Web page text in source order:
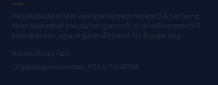
I Nordicbasketball er vi eksperter med mer enn 8 års erfaring
innen basketball. Hvis du har spørsmål, er du velkommen til å
kontakte oss, og vi vil gjøre vårt beste for å hjelpe deg
Nordic Shops ApS
Organisasjonsnummer: 934 617 614MVA